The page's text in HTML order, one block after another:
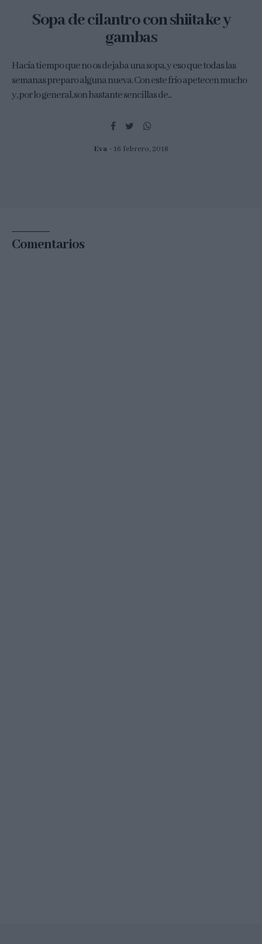
Sopa de cilantro con shiitake y
gambas
Hacía tiempo que no os dejaba una sopa, y eso que todas las
semanas preparo alguna nueva. Con este frío apetecen mucho
y, por lo general, son bastante sencillas de...
Eva 16 febrero, 2018
Comentarios